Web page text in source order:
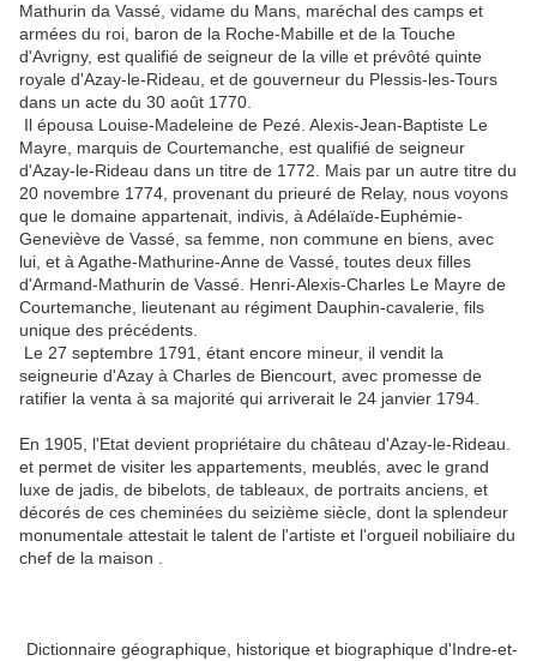
Mathurin da Vassé, vidame du Mans, maréchal des camps et
armées du roi, baron de la Roche-Mabille et de la Touche
d'Avrigny, est qualifié de seigneur de la ville et prévôté quinte
royale d'Azay-le-Rideau, et de gouverneur du Plessis-les-Tours
dans un acte du 30 août 1770.
Il épousa Louise-Madeleine de Pezé. Alexis-Jean-Baptiste Le
Mayre, marquis de Courtemanche, est qualifié de seigneur
d'Azay-le-Rideau dans un titre de 1772. Mais par un autre titre du
20 novembre 1774, provenant du prieuré de Relay, nous voyons
que le domaine appartenait, indivis, à Adélaïde-Euphémie-
Geneviève de Vassé, sa femme, non commune en biens, avec
lui, et à Agathe-Mathurine-Anne de Vassé, toutes deux filles
d'Armand-Mathurin de Vassé. Henri-Alexis-Charles Le Mayre de
Courtemanche, lieutenant au régiment Dauphin-cavalerie, fils
unique des précédents.
Le 27 septembre 1791, étant encore mineur, il vendit la
seigneurie d'Azay à Charles de Biencourt, avec promesse de
ratifier la venta à sa majorité qui arriverait le 24 janvier 1794.
En 1905, l'Etat devient propriétaire du château d'Azay-le-Rideau.
et permet de visiter les ap­partements, meublés, avec le grand
luxe de jadis, de bibelots, de tableaux, de portraits anciens, et
décorés de ces cheminées du seizième siècle, dont la splendeur
monumentale attestait le talent de l'artiste et l'orgueil nobiliaire du
chef de la maison .
Dictionnaire géographique, historique et biographique d'Indre-et-